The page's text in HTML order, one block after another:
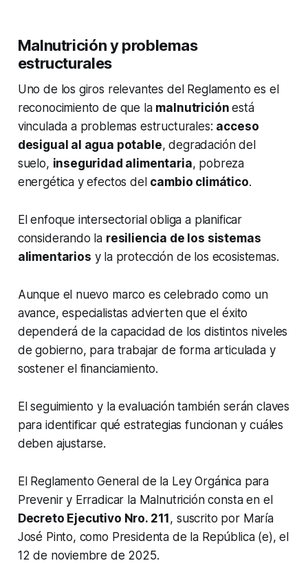
Malnutrición y problemas
estructurales
Uno de los giros relevantes del Reglamento es el
reconocimiento de que la malnutriciónestá
vinculada a problemas estructurales: acceso
desigual al agua potable, degradación del
suelo, inseguridad alimentaria, pobreza
energética y efectos del cambio climático.
El enfoque intersectorial obliga a planificar
considerando la resiliencia de los sistemas
alimentarios y la protección de los ecosistemas.
Aunque el nuevo marco es celebrado como un
avance, especialistas advierten que el éxito
dependerá de la capacidad de los distintos niveles
de gobierno, para trabajar de forma articulada y
sostener el financiamiento.
El seguimiento y la evaluación también serán claves
para identificar qué estrategias funcionan y cuáles
deben ajustarse.
El Reglamento General de la Ley Orgánica para
Prevenir y Erradicar la Malnutrición consta en el
Decreto Ejecutivo Nro. 211, suscrito por María
José Pinto, como Presidenta de la República (e), el
12 de noviembre de 2025.